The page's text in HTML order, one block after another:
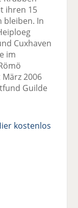
ihren 15
bleiben. In
Cuxhaven
im
2006
Guilde
kostenlos